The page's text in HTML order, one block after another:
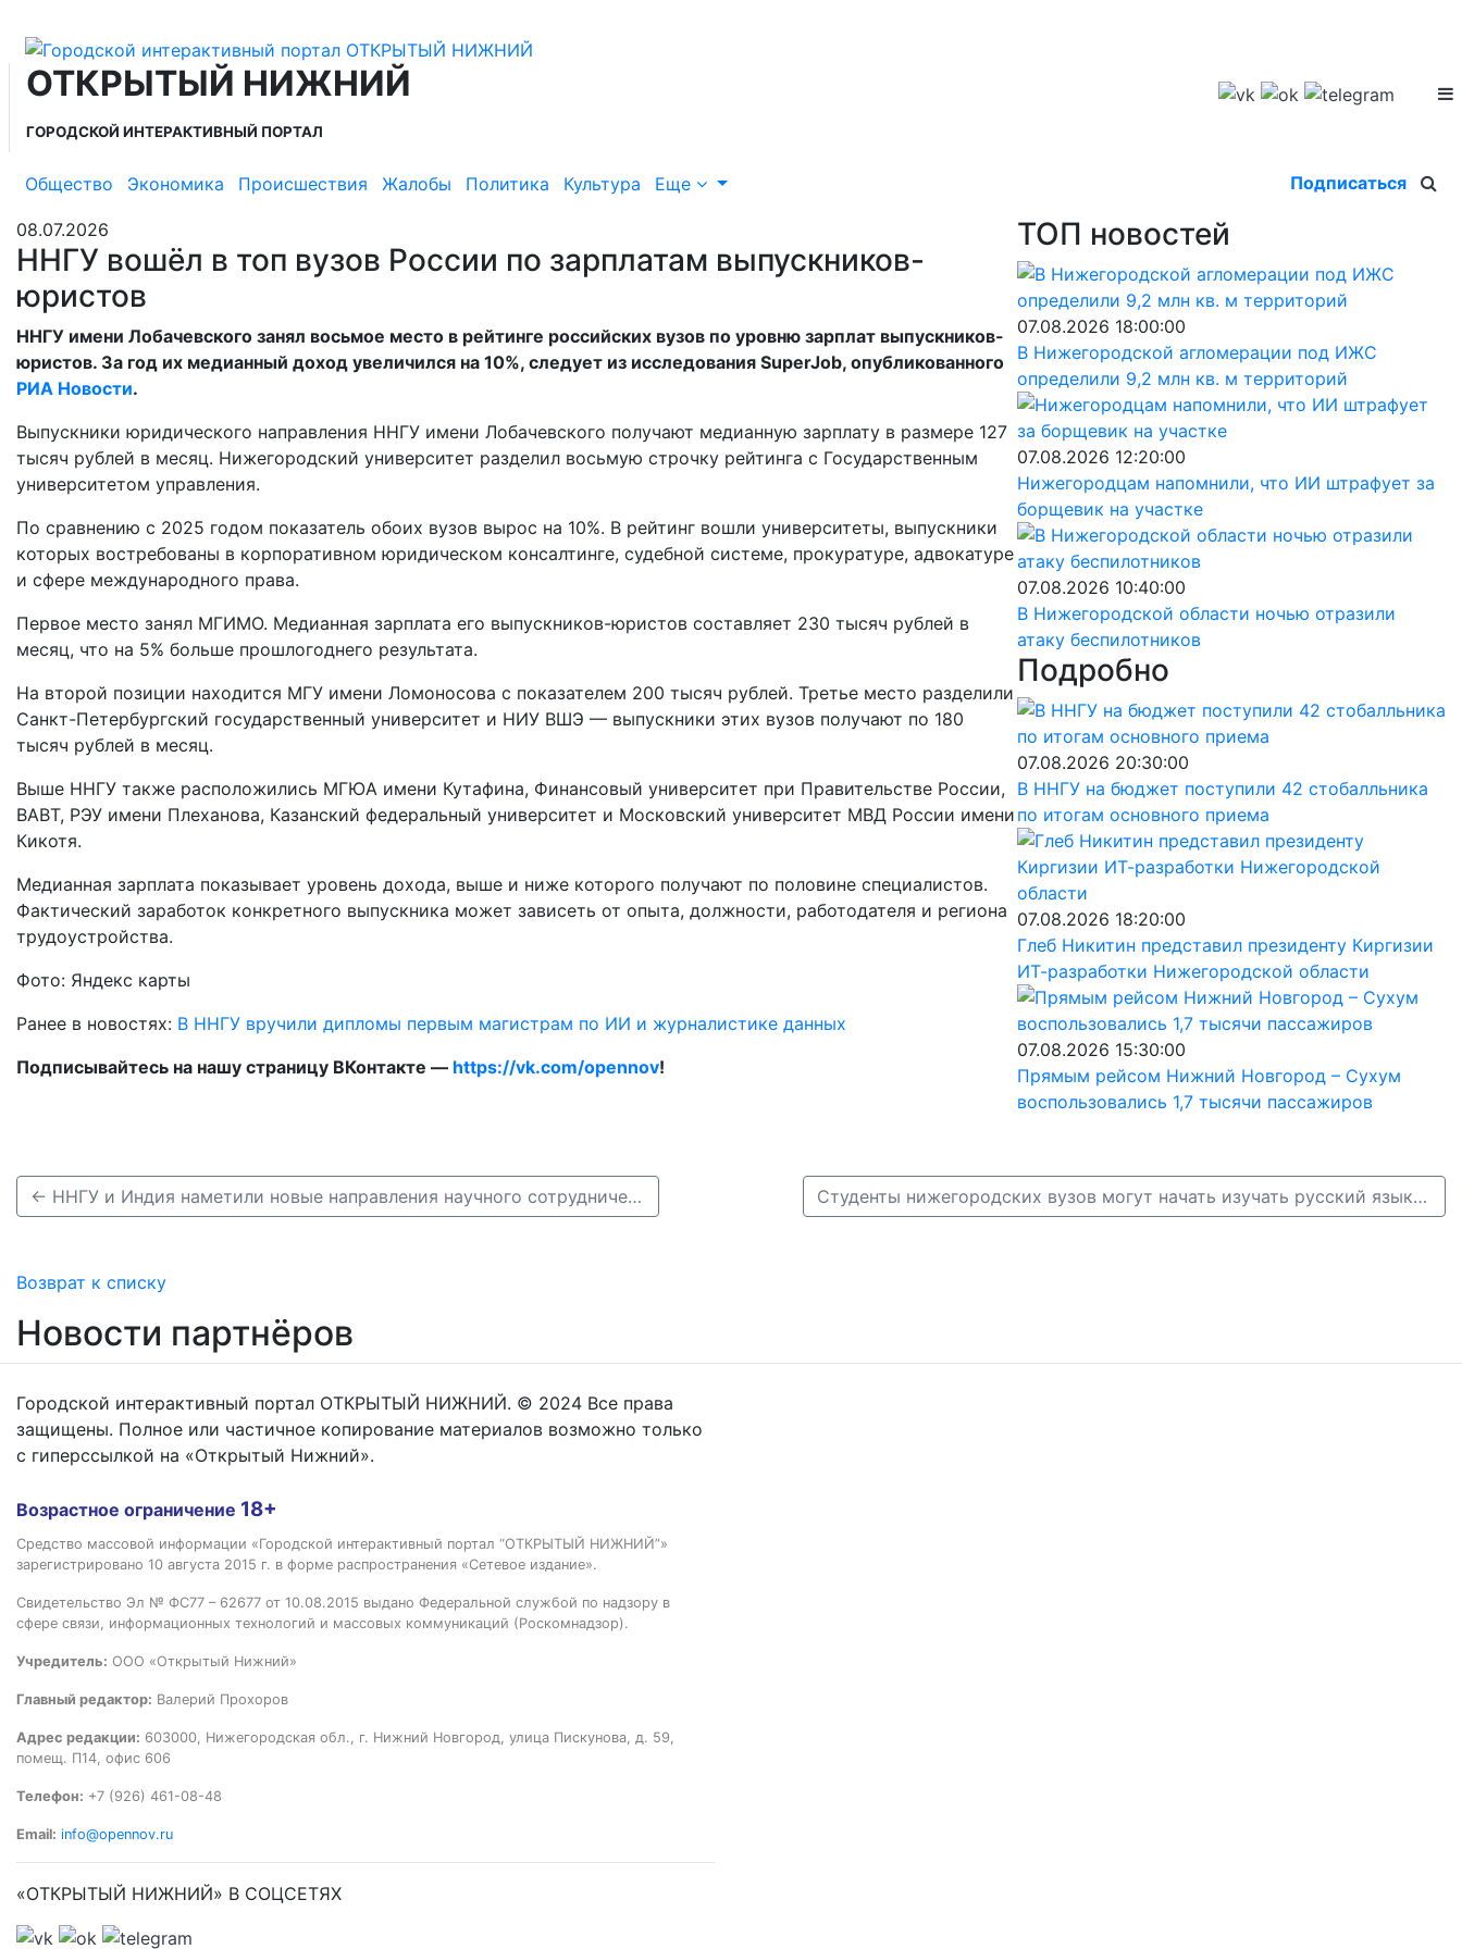
ОТКРЫТЫЙ НИЖНИЙ
ГОРОДСКОЙ ИНТЕРАКТИВНЫЙ ПОРТАЛ
Общество Экономика Происшествия Жалобы Политика Культура Еще Подписаться
08.07.2026
ННГУ вошёл в топ вузов России по зарплатам выпускников-
юристов
ННГУ имени Лобачевского занял восьмое место в рейтинге российских вузов по уровню зарплат выпускников-
юристов. За год их медианный доход увеличился на 10%, следует из исследования SuperJob, опубликованного
РИА Новости.
Выпускники юридического направления ННГУ имени Лобачевского получают медианную зарплату в размере 127
тысяч рублей в месяц. Нижегородский университет разделил восьмую строчку рейтинга с Государственным
университетом управления.
По сравнению с 2025 годом показатель обоих вузов вырос на 10%. В рейтинг вошли университеты, выпускники
которых востребованы в корпоративном юридическом консалтинге, судебной системе, прокуратуре, адвокатуре
и сфере международного права.
Первое место занял МГИМО. Медианная зарплата его выпускников-юристов составляет 230 тысяч рублей в
месяц, что на 5% больше прошлогоднего результата.
На второй позиции находится МГУ имени Ломоносова с показателем 200 тысяч рублей. Третье место разделили
Санкт-Петербургский государственный университет и НИУ ВШЭ — выпускники этих вузов получают по 180
тысяч рублей в месяц.
Выше ННГУ также расположились МГЮА имени Кутафина, Финансовый университет при Правительстве России,
ВАВТ, РЭУ имени Плеханова, Казанский федеральный университет и Московский университет МВД России имени
Кикотя.
Медианная зарплата показывает уровень дохода, выше и ниже которого получают по половине специалистов.
Фактический заработок конкретного выпускника может зависеть от опыта, должности, работодателя и региона
трудоустройства.
Фото: Яндекс карты
Ранее в новостях: В ННГУ вручили дипломы первым магистрам по ИИ и журналистике данных
Подписывайтесь на нашу страницу ВКонтакте — https://vk.com/opennov!
ТОП новостей
07.08.2026 18:00:00
В Нижегородской агломерации под ИЖС
определили 9,2 млн кв. м территорий
07.08.2026 12:20:00
Нижегородцам напомнили, что ИИ штрафует за
борщевик на участке
07.08.2026 10:40:00
В Нижегородской области ночью отразили
атаку беспилотников
Подробно
07.08.2026 20:30:00
В ННГУ на бюджет поступили 42 стобалльника
по итогам основного приема
07.08.2026 18:20:00
Глеб Никитин представил президенту Киргизии
ИТ-разработки Нижегородской области
07.08.2026 15:30:00
Прямым рейсом Нижний Новгород – Сухум
воспользовались 1,7 тысячи пассажиров
← ННГУ и Индия наметили новые направления научного сотрудничества Студенты нижегородских вузов могут начать изучать русский язык по-новому →
Возврат к списку
Новости партнёров
Городской интерактивный портал ОТКРЫТЫЙ НИЖНИЙ. © 2024 Все права
защищены. Полное или частичное копирование материалов возможно только
с гиперссылкой на «Открытый Нижний».
Возрастное ограничение 18+
Средство массовой информации «Городской интерактивный портал “ОТКРЫТЫЙ НИЖНИЙ”»
зарегистрировано 10 августа 2015 г. в форме распространения «Сетевое издание».
Свидетельство Эл № ФС77 – 62677 от 10.08.2015 выдано Федеральной службой по надзору в
сфере связи, информационных технологий и массовых коммуникаций (Роскомнадзор).
Учредитель: ООО «Открытый Нижний»
Главный редактор: Валерий Прохоров
Адрес редакции: 603000, Нижегородская обл., г. Нижний Новгород, улица Пискунова, д. 59,
помещ. П14, офис 606
Телефон: +7 (926) 461-08-48
Email: info@opennov.ru
«ОТКРЫТЫЙ НИЖНИЙ» В СОЦСЕТЯХ